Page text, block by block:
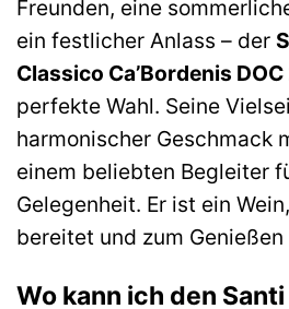
Freunden, eine
ein festlicher Anlass – der
Classico Ca’Bordenis DOC
perfekte Wahl. Seine
harmonischer Geschmack
einem beliebten Begleiter
Gelegenheit. Er ist ein
bereitet und zum
Wo kann ich den